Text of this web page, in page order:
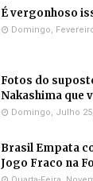
É vergonhoso
Domingo,
Fotos do
Nakashima que
Domingo, Julho
Brasil Empata
Jogo Fraco na